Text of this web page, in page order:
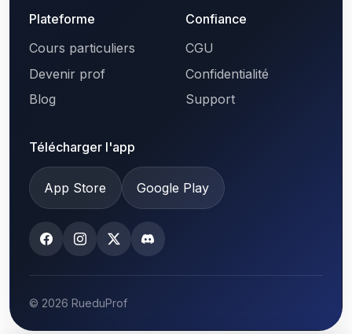
Plateforme
Cours particuliers
Devenir prof
Blog
Confiance
CGU
Confidentialité
Support
Télécharger l'app
App Store Google Play
© 2026 RueduProf